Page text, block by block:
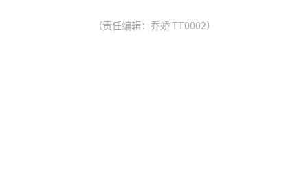
（责任编辑：乔娇 TT0002）